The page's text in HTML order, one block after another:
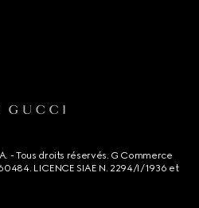
- Tous droits réservés. G Commerce
LICENCE SIAE N. 2294/I/1936 et